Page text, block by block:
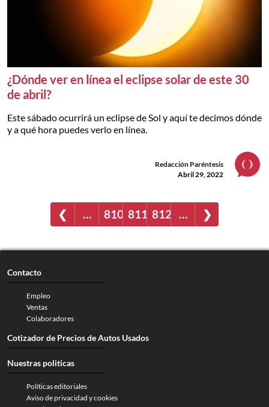
¿Dónde ver en línea el eclipse solar de este 30
de abril?
Este sábado ocurrirá un eclipse de Sol y aquí te decimos dónde
y a qué hora puedes verlo en línea.
Redacción Paréntesis
Abril 29, 2022
❮ … 810 811 812 … ❯
Contacto
Empleo
Ventas
Colaboradores
Cotizador de Precios de Autos Usados
Nuestras politicas
Políticas editoriales
Aviso de privacidad y cookies